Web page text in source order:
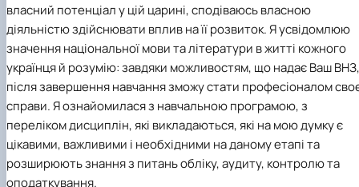
власний потенціал у цій царині, сподіваюсь власною
діяльністю здійснювати вплив на її розвиток. Я усвідомлюю
значення національної мови та літератури в житті кожного
українця й розумію: завдяки можливостям, що надає Ваш ВНЗ,
після завершення навчання зможу стати професіоналом
справи. Я ознайомилася з навчальною програмою, з
переліком дисциплін, які викладаються, які на мою думку є
цікавими, важливими і необхідними на даному етапі та
розширюють знання з питань обліку, аудиту, контролю та
оподаткування.